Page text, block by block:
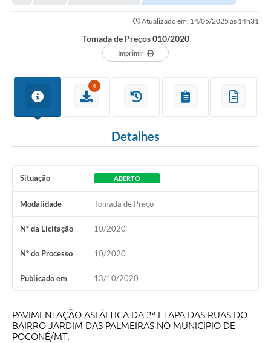
Atualizado em: 14/05/2025 às 14h31
Tomada de Preços 010/2020
Imprimir
4
Detalhes
Situação ABERTO
Modalidade Tomada de Preço
Nº da Licitação 10/2020
Nº do Processo 10/2020
Publicado em 13/10/2020
PAVIMENTAÇÃO ASFÁLTICA DA 2ª ETAPA DAS RUAS DO
BAIRRO JARDIM DAS PALMEIRAS NO MUNICIPIO DE
POCONÉ/MT.